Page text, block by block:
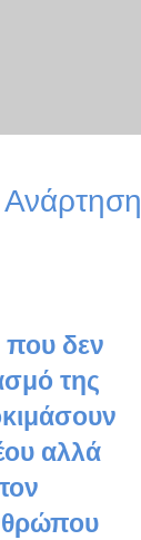
Ανάρτηση
που δεν
της
αλλά